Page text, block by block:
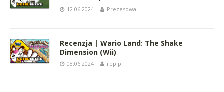
12.06.2024 Prezesowa
Recenzja | Wario Land: The Shake
Dimension (Wii)
08.06.2024 repip